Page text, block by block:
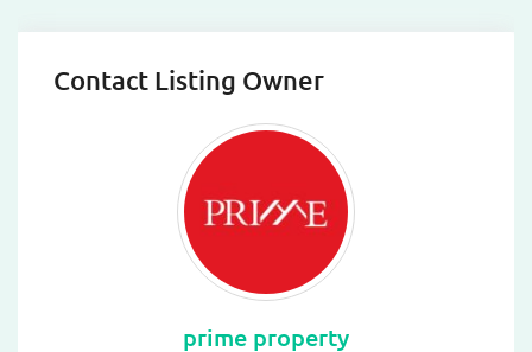
Contact Listing Owner
prime property